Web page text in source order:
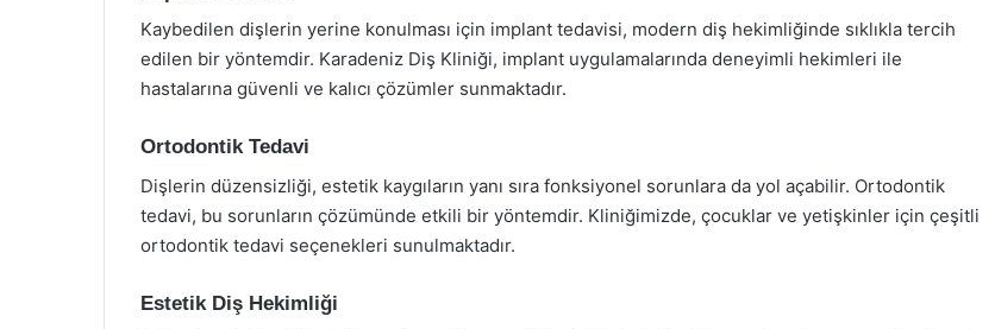
Kaybedilen dişlerin yerine konulması için implant tedavisi, modern diş hekimliğinde sıklıkla tercih
edilen bir yöntemdir. Karadeniz Diş Kliniği, implant uygulamalarında deneyimli hekimleri ile
hastalarına güvenli ve kalıcı çözümler sunmaktadır.
Ortodontik Tedavi
Dişlerin düzensizliği, estetik kaygıların yanı sıra fonksiyonel sorunlara da yol açabilir. Ortodontik
tedavi, bu sorunların çözümünde etkili bir yöntemdir. Kliniğimizde, çocuklar ve yetişkinler için çeşitli
ortodontik tedavi seçenekleri sunulmaktadır.
Estetik Diş Hekimliği